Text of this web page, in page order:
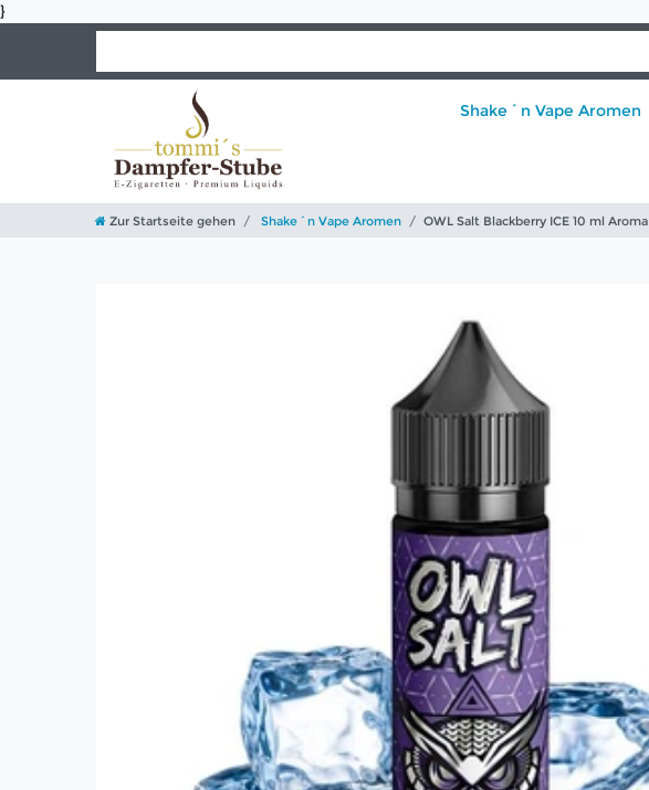
}
Shake´n Vape Aromen
Zur Startseite gehen Shake´n Vape Aromen OWL Salt Blackberry ICE 10 ml Aroma